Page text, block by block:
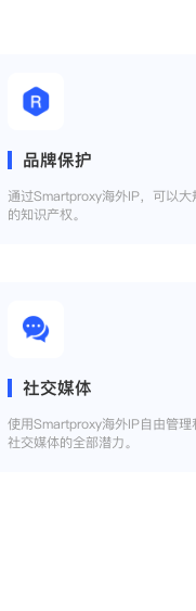
品牌保护
通过Smartproxy海外IP，可以
的知识产权。
社交媒体
使用Smartproxy海外IP自由管
社交媒体的全部潜力。